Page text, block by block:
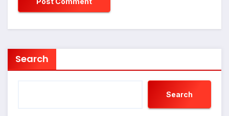
Search
Search